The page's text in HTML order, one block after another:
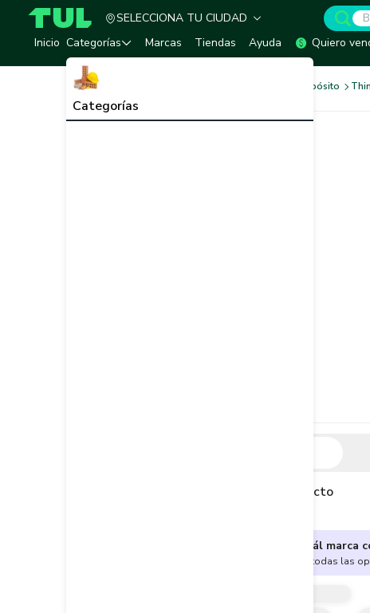
TUL - Tu Marketplace de Construcción
SELECCIONA TU CIUDAD
Inicio Categorías
Categorías
Marcas Tiendas Ayuda Quiero
Pinturas Multipropósito
Descripción del producto
¿No sabes cuál marca
Encuentra aquí todas las